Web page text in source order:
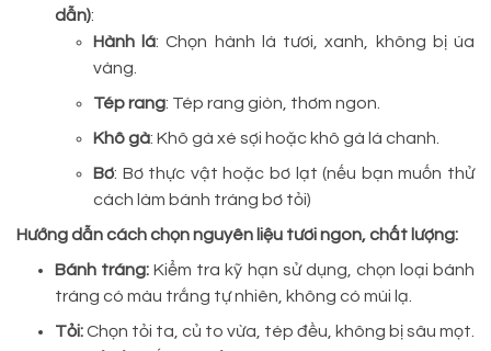
dẫn):
Hành lá: Chọn hành lá tươi, xanh, không bị úa
vàng.
Tép rang: Tép rang giòn, thơm ngon.
Khô gà: Khô gà xé sợi hoặc khô gà lá chanh.
Bơ: Bơ thực vật hoặc bơ lạt (nếu bạn muốn thử
cách làm bánh tráng bơ tỏi)
Hướng dẫn cách chọn nguyên liệu tươi ngon, chất lượng:
Bánh tráng: Kiểm tra kỹ hạn sử dụng, chọn loại bánh
tráng có màu trắng tự nhiên, không có mùi lạ.
Tỏi:Chọn tỏi ta, củ to vừa, tép đều, không bị sâu mọt.